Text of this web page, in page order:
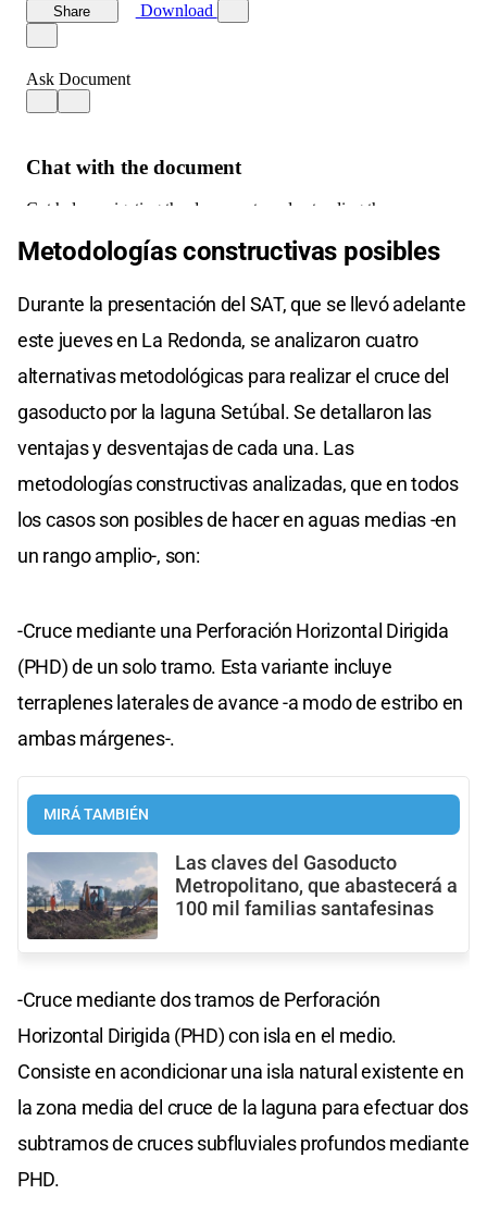
Metodologías constructivas posibles
Durante la presentación del SAT, que se llevó adelante
este jueves en La Redonda, se analizaron cuatro
alternativas metodológicas para realizar el cruce del
gasoducto por la laguna Setúbal. Se detallaron las
ventajas y desventajas de cada una. Las
metodologías constructivas analizadas, que en todos
los casos son posibles de hacer en aguas medias -en
un rango amplio-, son:
-Cruce mediante una Perforación Horizontal Dirigida
(PHD) de un solo tramo. Esta variante incluye
terraplenes laterales de avance -a modo de estribo en
ambas márgenes-.
MIRÁ TAMBIÉN
Las claves del Gasoducto
Metropolitano, que abastecerá a
100 mil familias santafesinas
-Cruce mediante dos tramos de Perforación
Horizontal Dirigida (PHD) con isla en el medio.
Consiste en acondicionar una isla natural existente en
la zona media del cruce de la laguna para efectuar dos
subtramos de cruces subfluviales profundos mediante
PHD.